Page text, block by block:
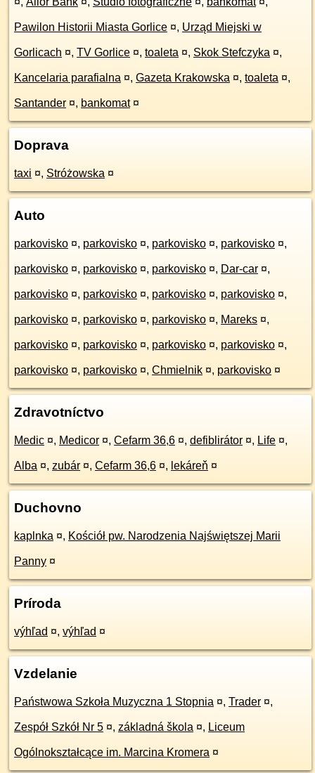
Pawilon Historii Miasta Gorlice ¤, Urząd Miejski w
Gorlicach ¤, TV Gorlice ¤, toaleta ¤, Skok Stefczyka ¤,
Kancelaria parafialna ¤, Gazeta Krakowska ¤, toaleta ¤,
Santander ¤, bankomat ¤
Doprava
taxi ¤, Stróżowska ¤
Auto
parkovisko ¤, parkovisko ¤, parkovisko ¤, parkovisko ¤,
parkovisko ¤, parkovisko ¤, parkovisko ¤, Dar-car ¤,
parkovisko ¤, parkovisko ¤, parkovisko ¤, parkovisko ¤,
parkovisko ¤, parkovisko ¤, parkovisko ¤, Mareks ¤,
parkovisko ¤, parkovisko ¤, parkovisko ¤, parkovisko ¤,
parkovisko ¤, parkovisko ¤, Chmielnik ¤, parkovisko ¤
Zdravotníctvo
Medic ¤, Medicor ¤, Cefarm 36,6 ¤, defiblirátor ¤, Life ¤,
Alba ¤, zubár ¤, Cefarm 36,6 ¤, lekáreň ¤
Duchovno
kaplnka ¤, Kościół pw. Narodzenia Najświętszej Marii
Panny ¤
Príroda
výhľad ¤, výhľad ¤
Vzdelanie
Państwowa Szkoła Muzyczna 1 Stopnia ¤, Trader ¤,
Zespół Szkół Nr 5 ¤, základná škola ¤, Liceum
Ogólnokształcące im. Marcina Kromera ¤